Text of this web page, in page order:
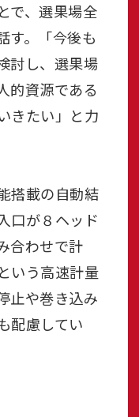
で、選果場全
す。「今後も
討し、選果場
的資源である
きたい」と力
搭載の自動結
口が８ヘッド
合わせで計
いう高速計量
止や巻き込み
配慮してい